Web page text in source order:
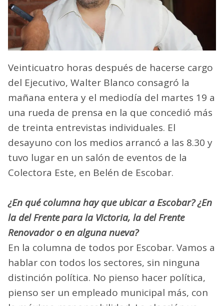
Veinticuatro horas después de hacerse cargo
del Ejecutivo, Walter Blanco consagró la
mañana entera y el mediodía del martes 19 a
una rueda de prensa en la que concedió más
de treinta entrevistas individuales. El
desayuno con los medios arrancó a las 8.30 y
tuvo lugar en un salón de eventos de la
Colectora Este, en Belén de Escobar.
¿En qué columna hay que ubicar a Escobar? ¿En
la del Frente para la Victoria, la del Frente
Renovador o en alguna nueva?
En la columna de todos por Escobar. Vamos a
hablar con todos los sectores, sin ninguna
distinción política. No pienso hacer política,
pienso ser un empleado municipal más, con